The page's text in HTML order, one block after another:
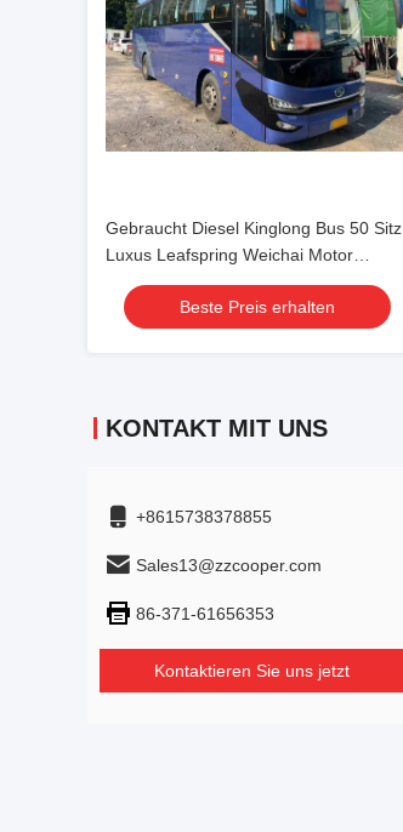
Gebraucht Diesel Kinglong Bus 50 Sitz
Luxus Leafspring Weichai Motor
School Tour Intercity Pendler Bus
Beste Preis erhalten
KONTAKT MIT UNS
+8615738378855
Sales13@zzcooper.com
86-371-61656353
Kontaktieren Sie uns jetzt